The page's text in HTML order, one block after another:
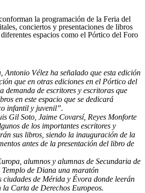
la programación de la Feria del
conciertos y presentaciones de libros
espacios como el Pórtico del Foro
Antonio Vélez ha señalado que esta edición
que en otras ediciones en el Pórtico del
demanda de escritores y escritoras que
en este espacio que se dedicará
infantil y juvenil”.
Gil Soto, Jaime Covarsí, Reyes Monforte
de los importantes escritores y
sus libros, siendo la inauguración de la
antes de la presentación del libro de
alumnos y alumnas de Secundaria de
de Diana una maratón
ciudades de Mérida y Évora donde leerán
la Carta de Derechos Europeos.